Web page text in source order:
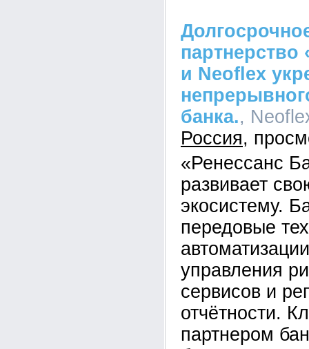
партнерство
и Neoflex
банка.,
Россия
«Ренессанс
развивает
экосистему.
передовые
управления
сервисов и
отчётности.
партнером